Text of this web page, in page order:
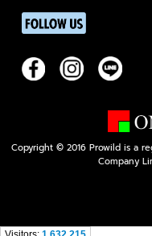
Copyright © 2016 Prowild is a
Company